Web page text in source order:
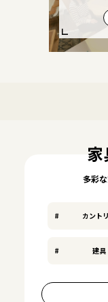
多彩
カント
建具